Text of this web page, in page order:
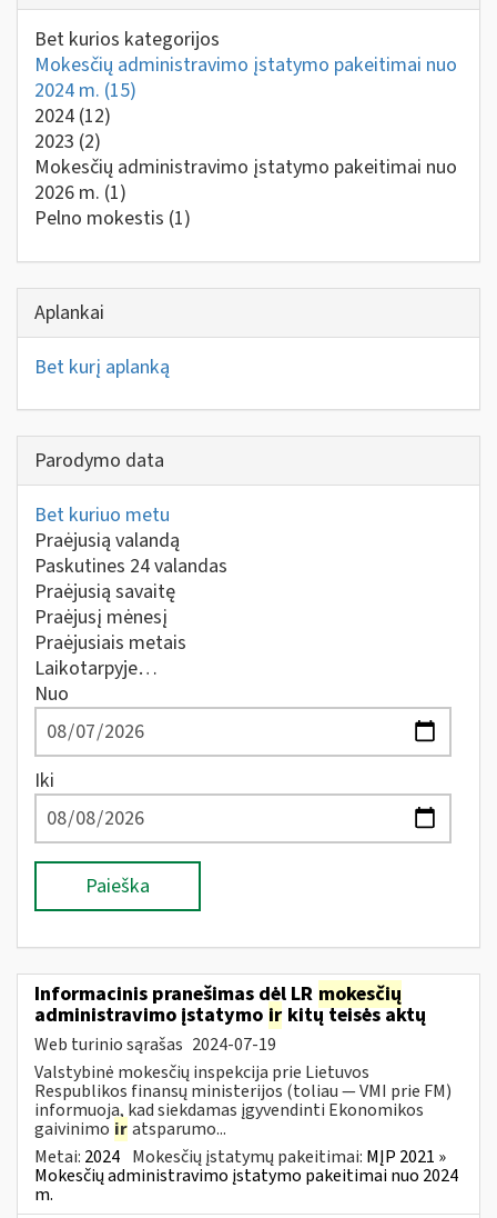
Bet kurios kategorijos
Mokesčių administravimo įstatymo pakeitimai nuo
2024 m. (15)
2024 (12)
2023 (2)
Mokesčių administravimo įstatymo pakeitimai nuo
2026 m. (1)
Pelno mokestis (1)
Aplankai
Bet kurį aplanką
Parodymo data
Bet kuriuo metu
Praėjusią valandą
Paskutines 24 valandas
Praėjusią savaitę
Praėjusį mėnesį
Praėjusiais metais
Laikotarpyje…
Nuo
Iki
Paieška
Informacinis pranešimas dėl LR mokesčių
administravimo įstatymo ir kitų teisės aktų
Web turinio sąrašas 2024-07-19
Valstybinė mokesčių inspekcija prie Lietuvos
Respublikos finansų ministerijos (toliau — VMI prie FM)
informuoja, kad siekdamas įgyvendinti Ekonomikos
gaivinimo iratsparumo...
Metai: 2024 Mokesčių įstatymų pakeitimai: MĮP 2021 »
Mokesčių administravimo įstatymo pakeitimai nuo 2024
m.